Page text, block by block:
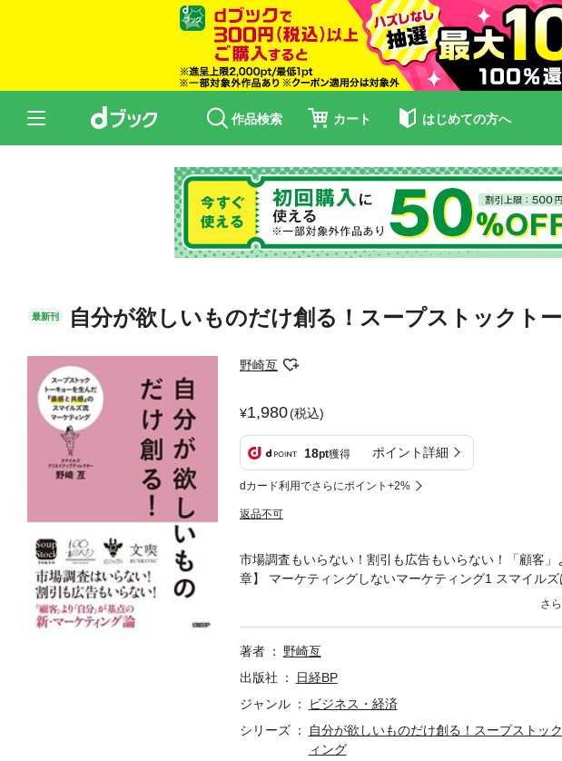
作品検索 カート はじめての方へ
最新刊 自分が欲しいものだけ創る！スープストックト
野崎亙
1,980(税込)
18pt獲得 ポイント詳細
dカード利用でさらにポイント+2%
返品不可
市場調査もいらない！割引も広告もいらない！「顧客
章】 マーケティングしないマーケティング1 スマイル
スマイルズが実践する３つのアプローチ（手法）【2
思考」で価値をつくる～1 生活者の視点に立つことがク
生まれる3 N＝1からの事業の作り方4 N＝1をディープ
ヒント3 新たな関係性を構築した２つの事例4 順調でも
ズのブランディング1 スマイルズが大切にするのは共
【7章】 実践編！ N＝1の発想で新規事業を生み出す
著者
野崎亙
出版社
日経BP
ジャンル
ビジネス・経済
シリーズ
自分が欲しいものだけ創る！スープストッ
ィング